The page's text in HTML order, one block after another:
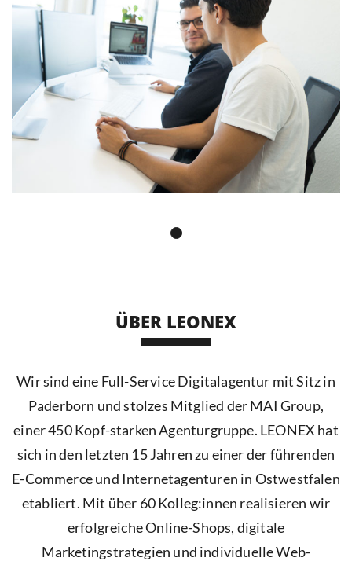
ÜBER LEONEX
Wir sind eine Full-Service Digitalagentur mit Sitz in
Paderborn und stolzes Mitglied der MAI Group,
einer 450 Kopf-starken Agenturgruppe. LEONEX hat
sich in den letzten 15 Jahren zu einer der führenden
E-Commerce und Internetagenturen in Ostwestfalen
etabliert. Mit über 60 Kolleg:innen realisieren wir
erfolgreiche Online-Shops, digitale
Marketingstrategien und individuelle Web-